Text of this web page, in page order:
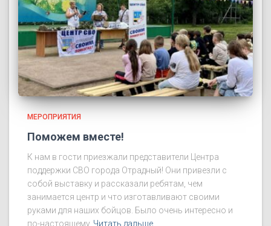
МЕРОПРИЯТИЯ
Поможем вместе!
К нам в гости приезжали представители Центра
поддержки СВО города Отрадный! Они привезли с
собой выставку и рассказали ребятам, чем
занимается центр и что изготавливают своими
руками для наших бойцов. Было очень интересно и
по-настоящему Читать дальше